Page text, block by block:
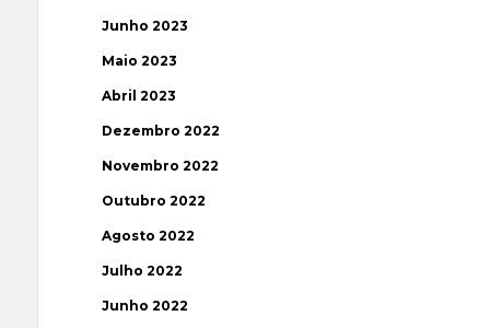
Junho 2023
Maio 2023
Abril 2023
Dezembro 2022
Novembro 2022
Outubro 2022
Agosto 2022
Julho 2022
Junho 2022